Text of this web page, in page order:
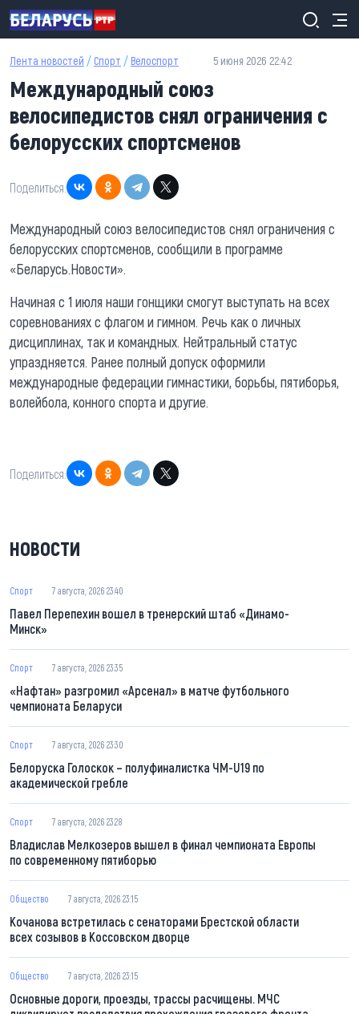
Перейти к основному содержанию
Лента новостей / Спорт / Велоспорт 5 июня 2026 22:42
Международный союз
велосипедистов снял ограничения с
белорусских спортсменов
Поделиться:
Международный союз велосипедистов снял ограничения с
белорусских спортсменов, сообщили в программе
«Беларусь.Новости».
Начиная с 1 июля наши гонщики смогут выступать на всех
соревнованиях с флагом и гимном. Речь как о личных
дисциплинах, так и командных. Нейтральный статус
упраздняется. Ранее полный допуск оформили
международные федерации гимнастики, борьбы, пятиборья,
волейбола, конного спорта и другие.
Поделиться:
НОВОСТИ
Спорт 7 августа, 2026 23:40
Павел Перепехин вошел в тренерский штаб «Динамо-
Минск»
Спорт 7 августа, 2026 23:35
«Нафтан» разгромил «Арсенал» в матче футбольного
чемпионата Беларуси
Спорт 7 августа, 2026 23:30
Белоруска Голоскок – полуфиналистка ЧМ-U19 по
академической гребле
Спорт 7 августа, 2026 23:28
Владислав Мелкозеров вышел в финал чемпионата Европы
по современному пятиборью
Общество 7 августа, 2026 23:15
Кочанова встретилась с сенаторами Брестской области
всех созывов в Коссовском дворце
Общество 7 августа, 2026 23:15
Основные дороги, проезды, трассы расчищены. МЧС